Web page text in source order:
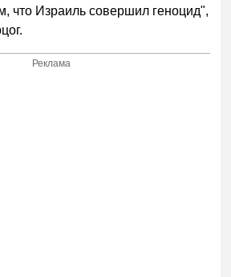
что Израиль совершил геноцид",
Реклама